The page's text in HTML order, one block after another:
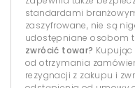
standardami
zaszyfrowane, nie są
udostępniane osobom
zwrócić towar? Kupując
od otrzymania
rezygnacji z zakupu i